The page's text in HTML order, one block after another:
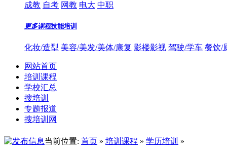
成教 自考 网教 电大 中职
更多课程技能培训
化妆/造型 美容/美发/美体/康复 影楼影视 驾驶/学车 餐饮/
网站首页
培训课程
学校汇总
搜培训
专题报道
搜培训网
当前位置: 首页 » 培训课程 » 学历培训 »